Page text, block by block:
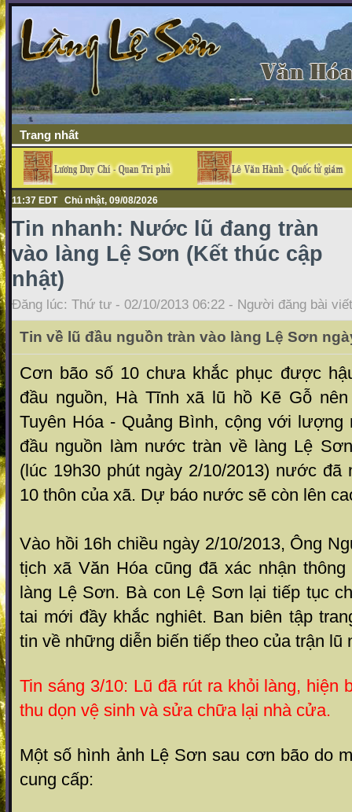
Trang nhất
11:37 EDT Chủ nhật, 09/08/2026
Tin nhanh: Nước lũ đang tràn
vào làng Lệ Sơn (Kết thúc cập
nhật)
Đăng lúc: Thứ tư - 02/10/2013 06:22 - Người đăng bài
Tin về lũ đầu nguồn tràn vào làng Lệ Sơn
Cơn bão số 10 chưa khắc phục được
đầu nguồn, Hà Tĩnh xã lũ hồ Kẽ Gỗ
Tuyên Hóa - Quảng Bình, cộng với lượng
đầu nguồn làm nước tràn về làng Lệ
(lúc 19h30 phút ngày 2/10/2013) nước đã
10 thôn của xã. Dự báo nước sẽ còn lên
Vào hồi 16h chiều ngày 2/10/2013, Ông
tịch xã Văn Hóa cũng đã xác nhận
làng Lệ Sơn. Bà con Lệ Sơn lại tiếp tục
tai mới đầy khắc nghiêt. Ban biên tập
tin về những diễn biến tiếp theo của trận lũ
Tin sáng 3/10: Lũ đã rút ra khỏi làng, hiện
thu dọn vệ sinh và sửa chữa lại nhà cửa.
Một số hình ảnh Lệ Sơn sau cơn bão do
cung cấp: